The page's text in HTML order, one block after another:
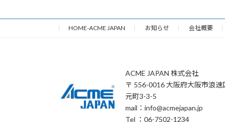
HOME-ACME JAPAN お知らせ 会社概要
ACME JAPAN 株式会社
〒 556-0016 大阪府大阪市浪速
元町3-3-5
mail：info@acmejapan.jp
Tel ：06-7502-1234